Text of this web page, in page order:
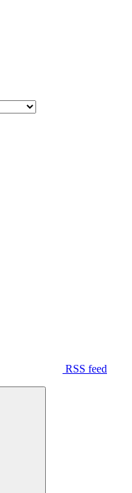
RSS feed